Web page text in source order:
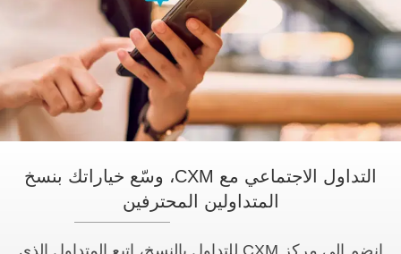
التداول الاجتماعي مع CXM، وسّع خياراتك بنسخ
المتداولين المحترفين
انضم إلى مركز CXM للتداول بالنسخ، اتبع المتداول الذي